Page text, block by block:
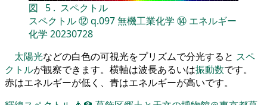
図 5 . スペクトル
スペクトル⑫q.097無機工業化学 ⑭ エネルギー
化学 20230728
太陽光などの白色の可視光をプリズムで分光すると スペ
クトルが観察できます。横軸は波長あるいは振動数です。
赤はエネルギーが低く、青はエネルギーが高いです。